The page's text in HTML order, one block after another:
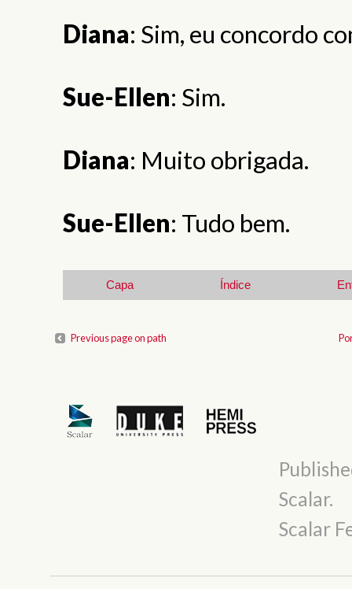
Diana: Sim, eu concordo
Sue-Ellen: Sim.
Diana: Muito obrigada.
Sue-Ellen: Tudo bem.
Capa Índice
Previous page on path
Scalar.
Scalar